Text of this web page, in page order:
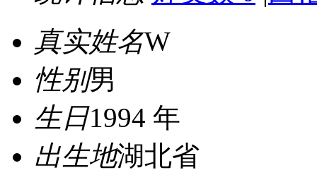
真实姓名W
性别男
生日1994 年
出生地湖北省